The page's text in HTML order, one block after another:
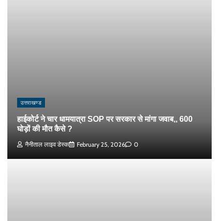
उत्तराखण्ड
हाईकोर्ट ने चार धामयात्रा SOP पर सरकार से मांगा जवाब,, 600
घोड़ों की मौत कैसे ?
नैनीताल लाइव डेस्क February 25, 2026 0